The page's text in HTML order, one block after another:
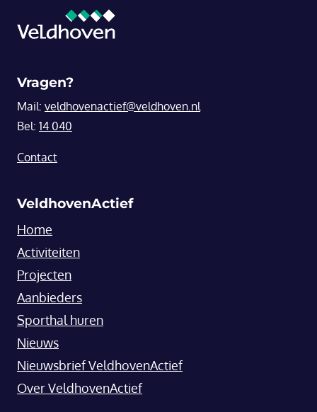
Vragen?
Mail: veldhovenactief@veldhoven.nl
Bel: 14 040
Contact
VeldhovenActief
Home
Activiteiten
Projecten
Aanbieders
Sporthal huren
Nieuws
Nieuwsbrief VeldhovenActief
Over VeldhovenActief